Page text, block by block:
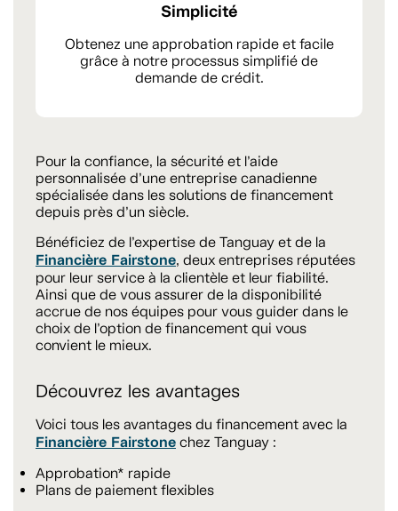
Simplicité
Obtenez une approbation rapide et facile
grâce à notre processus simplifié de
demande de crédit.
Pour la confiance, la sécurité et l’aide
personnalisée d’une entreprise canadienne
spécialisée dans les solutions de financement
depuis près d’un siècle.
Bénéficiez de l’expertise de Tanguay et de la
Financière Fairstone, deux entreprises réputées
pour leur service à la clientèle et leur fiabilité.
Ainsi que de vous assurer de la disponibilité
accrue de nos équipes pour vous guider dans le
choix de l’option de financement qui vous
convient le mieux.
Découvrez les avantages
Voici tous les avantages du financement avec la
Financière Fairstone chez Tanguay :
Approbation* rapide
Plans de paiement flexibles